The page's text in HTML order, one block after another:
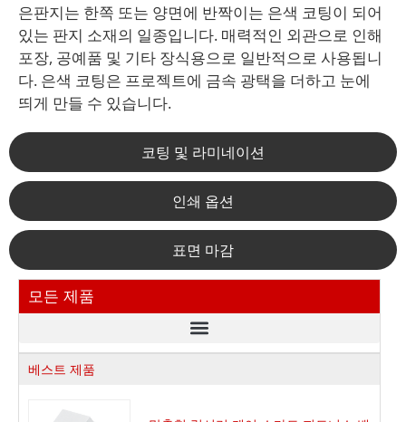
모든 제품
베스트 제품
코팅 및 라미네이션
인쇄 옵션
표면 마감
은판지는 한쪽 또는 양면에 반짝이는 은색 코팅이 되어
있는 판지 소재의 일종입니다. 매력적인 외관으로 인해
포장, 공예품 및 기타 장식용으로 일반적으로 사용됩니
다. 은색 코팅은 프로젝트에 금속 광택을 더하고 눈에
띄게 만들 수 있습니다.